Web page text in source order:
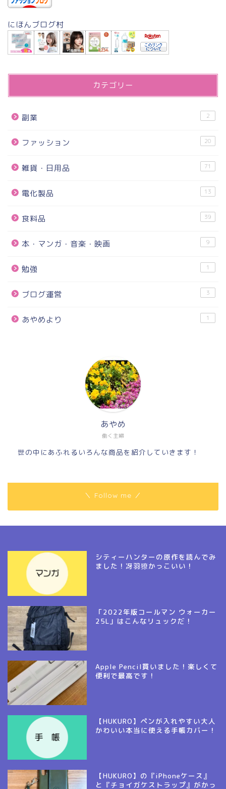
にほんブログ村
カテゴリー
副業 2
ファッション 20
雑貨・日用品 71
電化製品 13
食料品 39
本・マンガ・音楽・映画 9
勉強 1
ブログ運営 3
あやめより 1
働く主婦
あやめ
世の中にあふれるいろんな商品を紹介していきます！
＼ Follow me ／
シティーハンターの原作を読んでみ
ました！冴羽獠かっこいい！
「2022年版コールマン ウォーカー
25L」はこんなリュックだ！
Apple Pencil買いました！楽しくて
便利で最高です！
【HUKURO】ペンが入れやすい大人
かわいい本当に使える手帳カバー！
【HUKURO】の『iPhoneケース』
と『チョイガケストラップ』がかっ